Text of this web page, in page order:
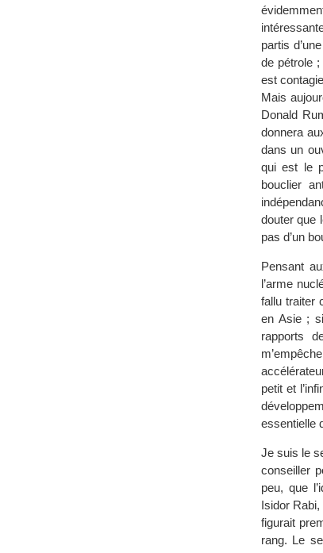
partis
de pétrole
est
Mais
Donald
donnera
dans un
qui est le
bouclier
douter que
pas d’un
Pensant
l’arme
fallu traiter
en Asie ;
rapports
petit et
essentielle
Je suis le
conseiller
peu, que
Isidor
figurait
rang. Le